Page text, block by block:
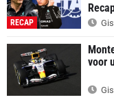
RECAP
voor